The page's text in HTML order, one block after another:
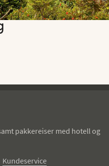
pakkereiser med hotell og
Kundeservice